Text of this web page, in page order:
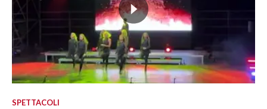
SPETTACOLI